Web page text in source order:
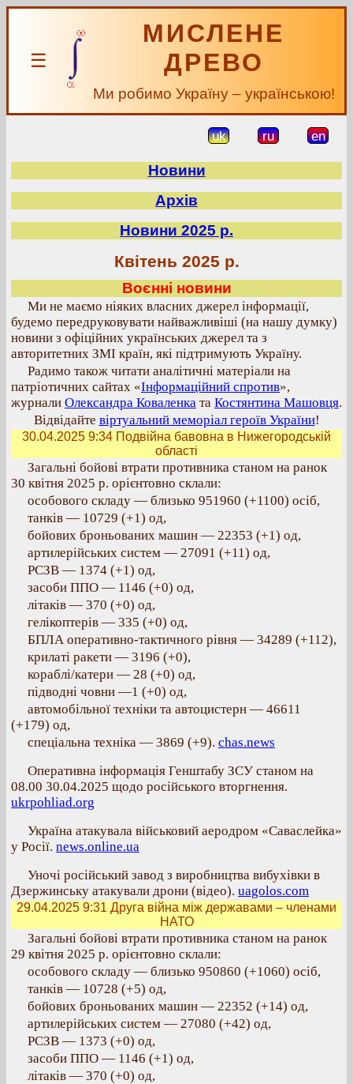
☰
МИСЛЕНЕ
ДРЕВО
Ми робимо Україну – українською!
uk ru en
Новини
Архів
Новини 2025 р.
Квітень 2025 р.
Воєнні новини
Ми не маємо ніяких власних джерел інформації,
будемо передруковувати найважливіші (на нашу думку)
новини з офіційних українських джерел та з
авторитетних ЗМІ країн, які підтримують Україну.
Радимо також читати аналітичні матеріали на
патріотичних сайтах «Інформаційний спротив»,
журнали Олександра Коваленка та Костянтина Машовця.
Відвідайте віртуальний меморіал героїв України!
30.04.2025 9:34 Подвійна бавовна в Нижегородській
області
Загальні бойові втрати противника станом на ранок
30 квітня 2025 р. орієнтовно склали:
особового складу — близько 951960 (+1100) осіб,
танків — 10729 (+1) од,
бойових броньованих машин — 22353 (+1) од,
артилерійських систем — 27091 (+11) од,
РСЗВ — 1374 (+1) од,
засоби ППО — 1146 (+0) од,
літаків — 370 (+0) од,
гелікоптерів — 335 (+0) од,
БПЛА оперативно-тактичного рівня — 34289 (+112),
крилаті ракети — 3196 (+0),
кораблі/катери — 28 (+0) од,
підводні човни —1 (+0) од,
автомобільної техніки та автоцистерн — 46611
(+179) од,
спеціальна техніка — 3869 (+9). chas.news
Оперативна інформація Генштабу ЗСУ станом на
08.00 30.04.2025 щодо російського вторгнення.
ukrpohliad.org
Україна атакувала військовий аеродром «Саваслейка»
у Росії. news.online.ua
Уночі російський завод з виробництва вибухівки в
Дзержинську атакували дрони (відео). uagolos.com
29.04.2025 9:31 Друга війна між державами – членами
НАТО
Загальні бойові втрати противника станом на ранок
29 квітня 2025 р. орієнтовно склали:
особового складу — близько 950860 (+1060) осіб,
танків — 10728 (+5) од,
бойових броньованих машин — 22352 (+14) од,
артилерійських систем — 27080 (+42) од,
РСЗВ — 1373 (+0) од,
засоби ППО — 1146 (+1) од,
літаків — 370 (+0) од,